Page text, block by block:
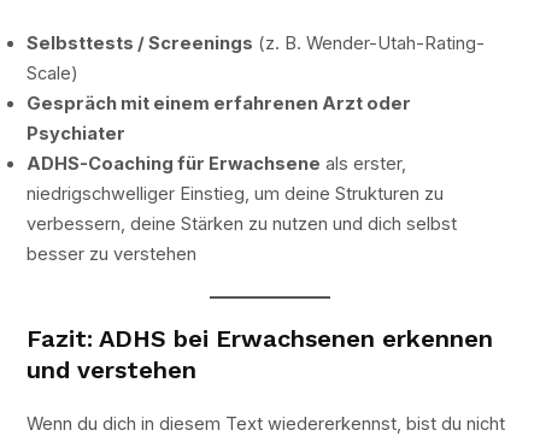
Selbsttests / Screenings (z. B. Wender-Utah-Rating-
Scale)
Gespräch mit einem erfahrenen Arzt oder
Psychiater
ADHS-Coaching für Erwachsene als erster,
niedrigschwelliger Einstieg, um deine Strukturen zu
verbessern, deine Stärken zu nutzen und dich selbst
besser zu verstehen
Fazit: ADHS bei Erwachsenen erkennen
und verstehen
Wenn du dich in diesem Text wiedererkennst, bist du nicht